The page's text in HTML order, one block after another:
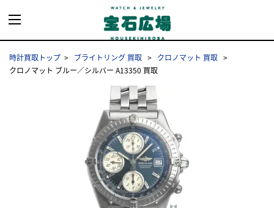
時計買取トップ ブライトリング 買取
クロノマット 買取
クロノマット ブルー／シルバー A13350 買取